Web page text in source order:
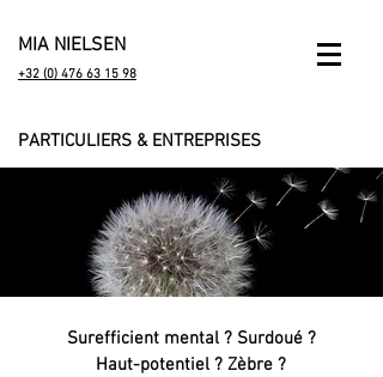
MIA NIELSEN
+32 (0) 476 63 15 98
PARTICULIERS & ENTREPRISES
Surefficient mental ? Surdoué ?
Haut-potentiel ? Zèbre ?